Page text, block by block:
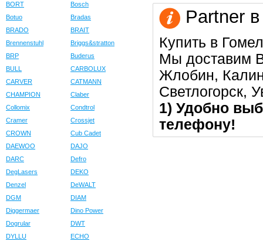
BORT
Bosch
Botuo
Bradas
BRADO
BRAIT
Brennenstuhl
Briggs&stratton
BRP
Buderus
BULL
CARBOLUX
CARVER
CATMANN
CHAMPION
Claber
Collomix
Condtrol
Cramer
Crossjet
CROWN
Cub Cadet
DAEWOO
DAJO
DARC
Defro
DegLasers
DEKO
Denzel
DeWALT
DGM
DIAM
Diggermaer
Dino Power
Dogrular
DWT
DYLLU
ECHO
Partner
Купить в
Мы доставим
Жлобин,
Светлогорск,
1) Удобно
телефону!